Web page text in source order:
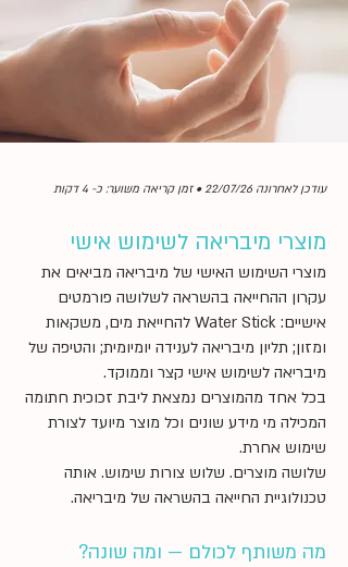
עודכן לאחרונה 22/07/26 • זמן קריאה משוער: כ- 4 דקות
מוצרי מיבריאה לשימוש אישי
מוצרי השימוש האישי של מיבריאה מביאים את
עקרון ההחייאה בהשראה לשלושה פורמטים
אישיים: Water Stick להחייאת מים, משקאות
ומזון; תליון מיבריאה לענידה יומיומית; והטיפה של
מיבריאה לשימוש אישי קצר וממוקד.
בכל אחד מהמוצרים נמצאת ליבת זכוכית חתומה
המכילה מי מידע שונים וכל מוצר מיועד לצורת
שימוש אחרת.
שלושה מוצרים. שלוש צורות שימוש. אותה
טכנולוגיית החייאה בהשראה של מיבריאה.
מה משותף לכולם — ומה שונה?